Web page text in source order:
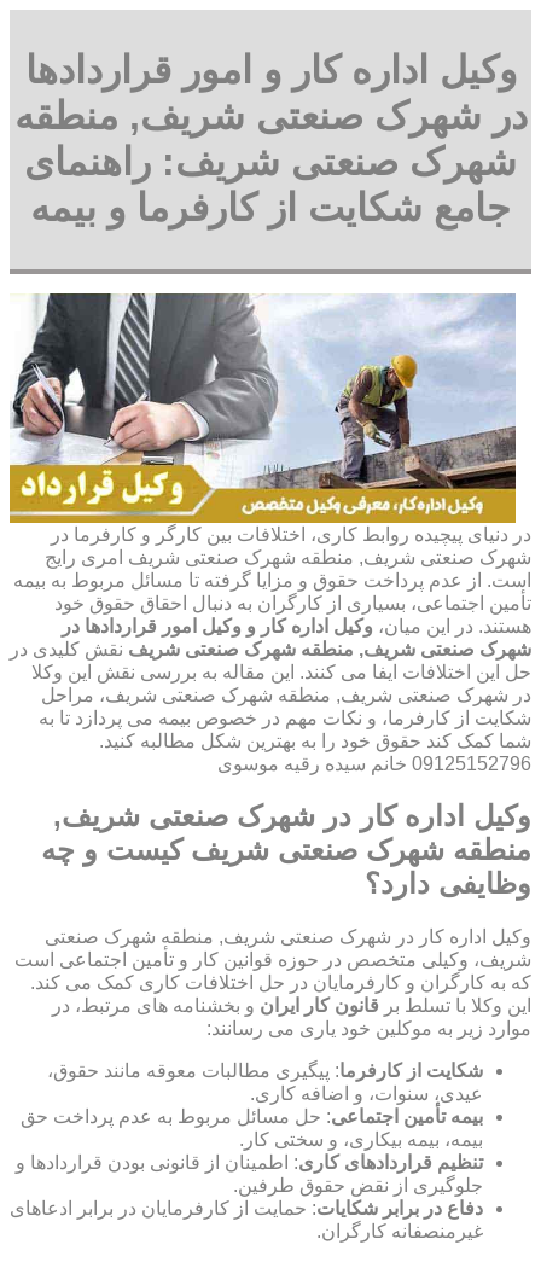
وکیل اداره کار و امور قراردادها
در شهرک صنعتی شریف, منطقه
شهرک صنعتی شریف: راهنمای
جامع شکایت از کارفرما و بیمه
در دنیای پیچیده روابط کاری، اختلافات بین کارگر و کارفرما در
شهرک صنعتی شریف, منطقه شهرک صنعتی شریف امری رایج
است. از عدم پرداخت حقوق و مزایا گرفته تا مسائل مربوط به بیمه
تأمین اجتماعی، بسیاری از کارگران به دنبال احقاق حقوق خود
هستند. در این میان، وکیل اداره کار و وکیل امور قراردادها در
شهرک صنعتی شریف, منطقه شهرک صنعتی شریف نقش کلیدی در
حل این اختلافات ایفا می کنند. این مقاله به بررسی نقش این وکلا
در شهرک صنعتی شریف, منطقه شهرک صنعتی شریف، مراحل
شکایت از کارفرما، و نکات مهم در خصوص بیمه می پردازد تا به
شما کمک کند حقوق خود را به بهترین شکل مطالبه کنید.
09125152796 خانم سیده رقیه موسوی
وکیل اداره کار در شهرک صنعتی شریف,
منطقه شهرک صنعتی شریف کیست و چه
وظایفی دارد؟
وکیل اداره کار در شهرک صنعتی شریف, منطقه شهرک صنعتی
شریف، وکیلی متخصص در حوزه قوانین کار و تأمین اجتماعی است
که به کارگران و کارفرمایان در حل اختلافات کاری کمک می کند.
این وکلا با تسلط بر قانون کار ایران و بخشنامه های مرتبط، در
موارد زیر به موکلین خود یاری می رسانند:
شکایت از کارفرما: پیگیری مطالبات معوقه مانند حقوق،
عیدی، سنوات، و اضافه کاری.
بیمه تأمین اجتماعی: حل مسائل مربوط به عدم پرداخت حق
بیمه، بیمه بیکاری، و سختی کار.
تنظیم قراردادهای کاری: اطمینان از قانونی بودن قراردادها و
جلوگیری از نقض حقوق طرفین.
دفاع در برابر شکایات: حمایت از کارفرمایان در برابر ادعاهای
غیرمنصفانه کارگران.